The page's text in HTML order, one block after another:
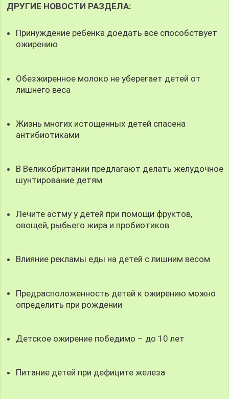
ДРУГИЕ НОВОСТИ РАЗДЕЛА:
Принуждение ребенка доедать все способствует
ожирению
Обезжиренное молоко не уберегает детей от
лишнего веса
Жизнь многих истощенных детей спасена
антибиотиками
В Великобритании предлагают делать желудочное
шунтирование детям
Лечите астму у детей при помощи фруктов,
овощей, рыбьего жира и пробиотиков
Влияние рекламы еды на детей с лишним весом
Предрасположенность детей к ожирению можно
определить при рождении
Детское ожирение победимо – до 10 лет
Питание детей при дефиците железа